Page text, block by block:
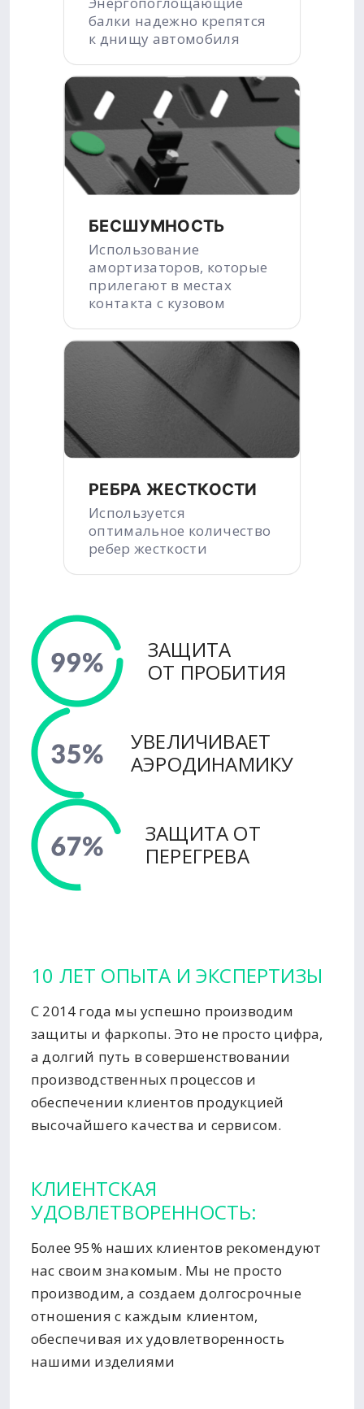
балки надежно крепятся
к днищу автомобиля
БЕСШУМНОСТЬ
Использование
амортизаторов, которые
прилегают в местах
контакта с кузовом
РЕБРА ЖЕСТКОСТИ
Используется
оптимальное количество
ребер жесткости
ЗАЩИТА
ОТ ПРОБИТИЯ
УВЕЛИЧИВАЕТ
АЭРОДИНАМИКУ
ЗАЩИТА ОТ
ПЕРЕГРЕВА
10 ЛЕТ ОПЫТА И ЭКСПЕРТИЗЫ
С 2014 года мы успешно производим
защиты и фаркопы. Это не просто цифра,
а долгий путь в совершенствовании
производственных процессов и
обеспечении клиентов продукцией
высочайшего качества и сервисом.
КЛИЕНТСКАЯ
УДОВЛЕТВОРЕННОСТЬ:
Более 95% наших клиентов рекомендуют
нас своим знакомым. Мы не просто
производим, а создаем долгосрочные
отношения с каждым клиентом,
обеспечивая их удовлетворенность
нашими изделиями